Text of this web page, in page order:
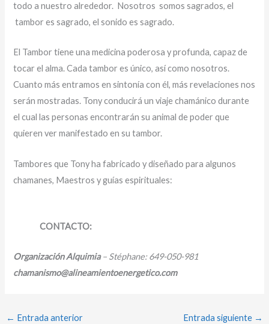
todo a nuestro alrededor. Nosotros somos sagrados, el
tambor es sagrado, el sonido es sagrado.
El Tambor tiene una medicina poderosa y profunda, capaz de
tocar el alma. Cada tambor es único, así como nosotros.
Cuanto más entramos en sintonía con él, más revelaciones nos
serán mostradas. Tony conducirá un viaje chamánico durante
el cual las personas encontrarán su animal de poder que
quieren ver manifestado en su tambor.
Tambores que Tony ha fabricado y diseñado para algunos
chamanes, Maestros y guías espirituales:
CONTACTO:
Organización Alquimia– Stéphane: 649-050-981
chamanismo@alineamientoenergetico.com
← Entrada anterior Entrada siguiente →